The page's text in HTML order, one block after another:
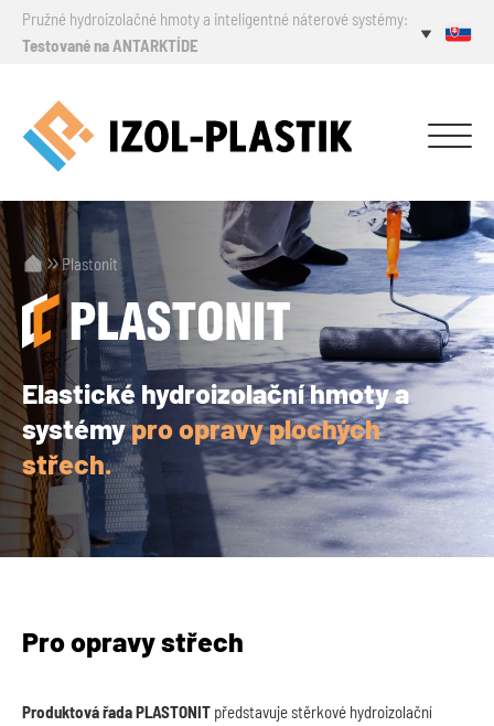
Pružné hydroizolačné hmoty a inteligentné náterové systémy:
Testované na ANTARKTÍDE
Plastonit
Elastické hydroizolační hmoty a
systémypro opravy plochých
střech.
Pro opravy střech
Produktová řada PLASTONIT představuje stěrkové hydroizolační